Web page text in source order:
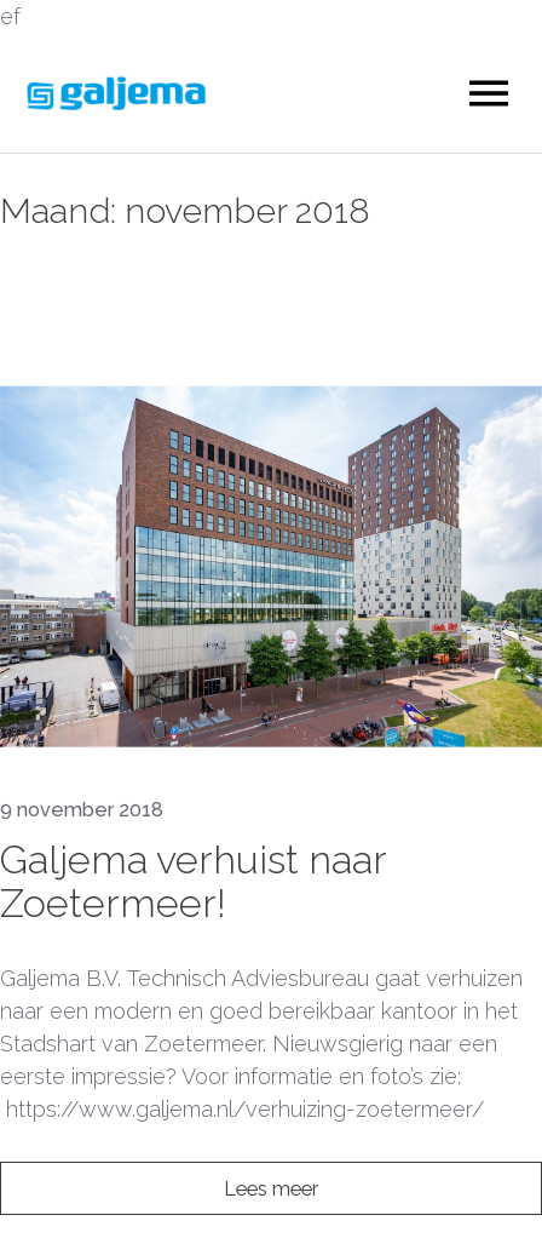
ef
Maand: november 2018
9 november 2018
Galjema verhuist naar
Zoetermeer!
Galjema B.V. Technisch Adviesbureau gaat verhuizen
naar een modern en goed bereikbaar kantoor in het
Stadshart van Zoetermeer. Nieuwsgierig naar een
eerste impressie? Voor informatie en foto’s zie:
https://www.galjema.nl/verhuizing-zoetermeer/
Lees meer